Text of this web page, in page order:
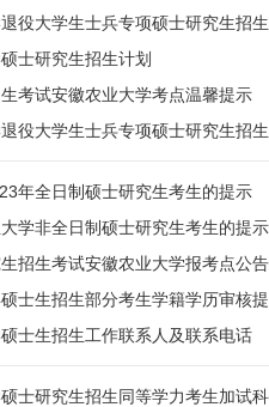
役大学生士兵专项硕士研究生招
士研究生招生计划
考试安徽农业大学考点温馨提示
役大学生士兵专项硕士研究生招
年全日制硕士研究生考生的提示
学非全日制硕士研究生考生的提示
招生考试安徽农业大学报考点公告
士生招生部分考生学籍学历审核
士生招生工作联系人及联系电话
士研究生招生同等学力考生加试